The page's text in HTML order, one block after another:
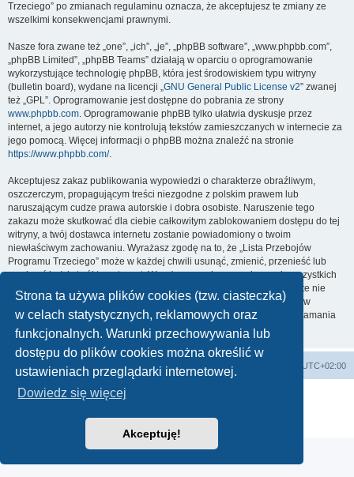
Strona ta używa plików cookies (tzw. ciasteczka)
w celach statystycznych, reklamowych oraz
funkcjonalnych. Warunki przechowywania lub
dostępu do plików cookies można określić w
ustawieniach przeglądarki internetowej.
Dowiedz się więcej
Akceptuję!
Trzeciego” po zmianach regulaminu oznacza, że akceptujesz te zmiany ze
wszelkimi konsekwencjami prawnymi.
Nasze fora zwane też „one”, „ich”, „je”, „phpBB software”, „www.phpbb.com”,
„phpBB Limited”, „phpBB Teams” działają w oparciu o oprogramowanie
wykorzystujące technologię phpBB, która jest środowiskiem typu witryny
(bulletin board), wydane na licencji „GNU General Public License v2” zwanej
też „GPL”. Oprogramowanie jest dostępne do pobrania ze strony
www.phpbb.com. Oprogramowanie phpBB tylko ułatwia dyskusje przez
internet, a jego autorzy nie kontrolują tekstów zamieszczanych w internecie za
jego pomocą. Więcej informacji o phpBB można znaleźć na stronie
https://www.phpbb.com/.
Akceptujesz zakaz publikowania wypowiedzi o charakterze obraźliwym,
oszczerczym, propagującym treści niezgodne z polskim prawem lub
naruszającym cudze prawa autorskie i dobra osobiste. Naruszenie tego
zakazu może skutkować dla ciebie całkowitym zablokowaniem dostępu do tej
witryny, a twój dostawca internetu zostanie powiadomiony o twoim
niewłaściwym zachowaniu. Wyrażasz zgodę na to, że „Lista Przebojów
Programu Trzeciego” może w każdej chwili usunąć, zmienić, przenieść lub
zamknąć każdy twój temat, post. Wyrażasz zgodę na zapisywanie wszystkich
podanych przez ciebie informacji w naszej bazie danych. Informacje te nie
będą przekazywane nikomu bez twojej zgody, ale ani „Lista Przebojów
Programu Trzeciego”, ani phpBB nie ponosi odpowiedzialności za włamania
do witryny, podczas których może dojść do kradzieży danych.
Lista Przebojów Programu Trzeciego UTC+02:00
Technologię dostarcza
Zasady ochrony danych osobowych